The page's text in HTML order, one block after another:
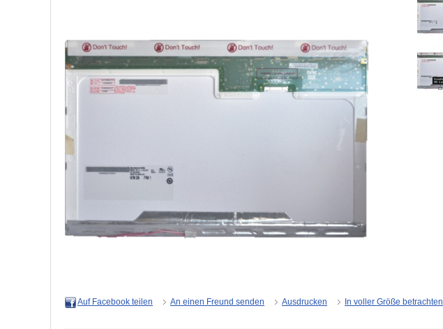
Auf Facebook teilen An einen Freund senden Ausdrucken In voller Größe betrachten